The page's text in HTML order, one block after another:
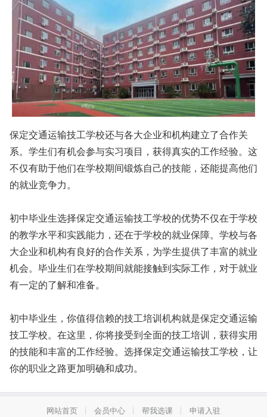
保定交通运输技工学校还与各大企业和机构建立了合作关
系。学生们有机会参与实习项目，获得真实的工作经验。这
不仅有助于他们在学校期间锻炼自己的技能，还能提高他们
的就业竞争力。
初中毕业生选择保定交通运输技工学校的优势不仅在于学校
的教学水平和实践能力，还在于学校的就业保障。学校与各
大企业和机构有良好的合作关系，为学生提供了丰富的就业
机会。毕业生们在学校期间就能接触到实际工作，对于就业
有一定的了解和准备。
初中毕业生，你值得信赖的技工培训机构就是保定交通运输
技工学校。在这里，你将接受到全面的技工培训，获得实用
的技能和丰富的工作经验。选择保定交通运输技工学校，让
你的职业之路更加明确和成功。
网站首页 会员中心 帮我选课 申请入驻